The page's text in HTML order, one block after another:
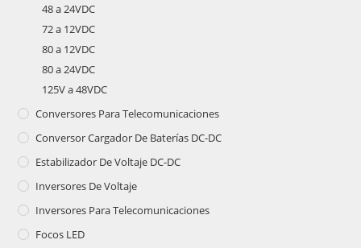
48 a 24VDC
72 a 12VDC
80 a 12VDC
80 a 24VDC
125V a 48VDC
Conversores Para Telecomunicaciones
Conversor Cargador De Baterías DC-DC
Estabilizador De Voltaje DC-DC
Inversores De Voltaje
Inversores Para Telecomunicaciones
Focos LED